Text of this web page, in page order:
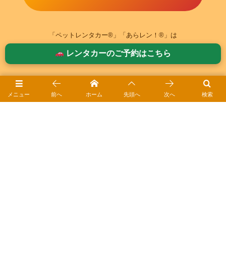
「ペットレンタカー®」「あらレン！®」は
合同会社ゆきひめの登録商標です。
レンタカーのご予約はこちら
メニュー 検索
前へ ホーム 先頭へ 次へ